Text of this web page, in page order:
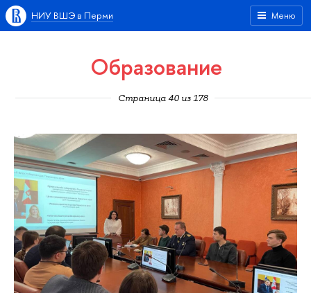
Меню
НИУ ВШЭ в Перми
Образование
Страница 40 из 178